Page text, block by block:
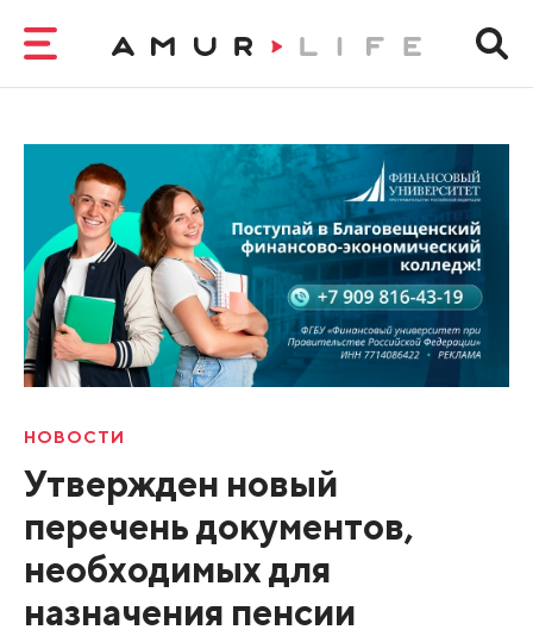
НОВОСТИ
Утвержден новый
перечень документов,
необходимых для
назначения пенсии